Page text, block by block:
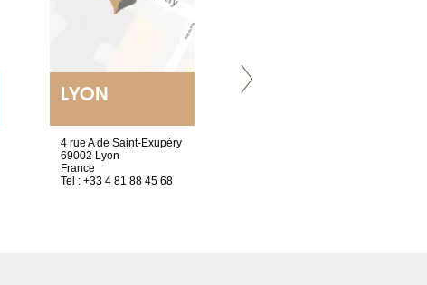
LYON
4 rue A de Saint-Exupéry
69002 Lyon
France
Tel : +33 4 81 88 45 68